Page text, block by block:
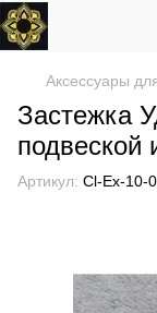
Аксессуары
Застежка
подвеской
Артикул: Cl-Ex-10-